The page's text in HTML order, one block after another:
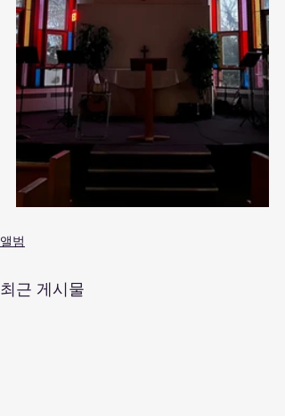
앨범
최근 게시물